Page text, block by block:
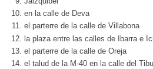
en la calle de Deva
el parterre de la calle de Villabona
la plaza entre las calles de Ibarra e
el parterre de la calle de Oreja
el talud de la M-40 en la calle del